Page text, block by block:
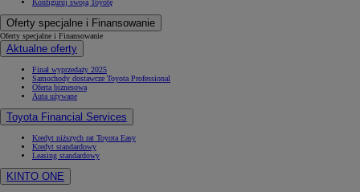
Konfiguruj swoją Toyotę
Oferty specjalne i Finansowanie
Oferty specjalne i Finansowanie
Aktualne oferty
Finał wyprzedaży 2025
Samochody dostawcze Toyota Professional
Oferta biznesowa
Auta używane
Toyota Financial Services
Kredyt niższych rat Toyota Easy
Kredyt standardowy
Leasing standardowy
KINTO ONE